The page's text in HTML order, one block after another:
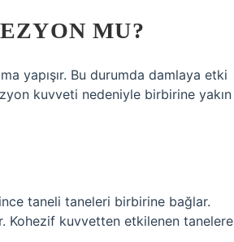
MU?
yapışır. Bu durumda damlaya etki
kuvveti nedeniyle birbirine yakın
taneli taneleri birbirine bağlar.
Kohezif kuvvetten etkilenen tanelere